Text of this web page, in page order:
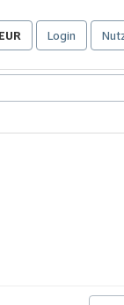
EUR
Login